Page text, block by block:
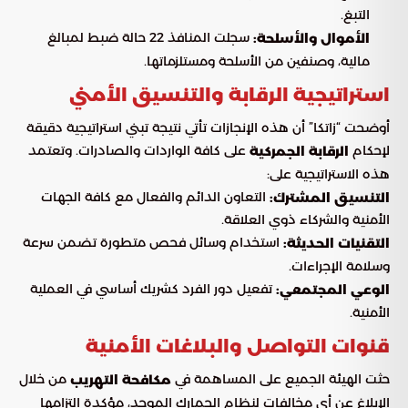
التبغ.
الأموال والأسلحة:
سجلت المنافذ 22 حالة ضبط لمبالغ
مالية، وصنفين من الأسلحة ومستلزماتها.
استراتيجية الرقابة والتنسيق الأمني
أوضحت “زاتكا” أن هذه الإنجازات تأتي نتيجة تبني استراتيجية دقيقة
لإحكام الرقابة الجمركية على كافة الواردات والصادرات. وتعتمد
هذه الاستراتيجية على:
التنسيق المشترك: التعاون الدائم والفعال مع كافة الجهات
الأمنية والشركاء ذوي العلاقة.
التقنيات الحديثة: استخدام وسائل فحص متطورة تضمن سرعة
وسلامة الإجراءات.
الوعي المجتمعي:تفعيل دور الفرد كشريك أساسي في العملية
الأمنية.
قنوات التواصل والبلاغات الأمنية
حثت الهيئة الجميع على المساهمة في مكافحة التهريب من خلال
الإبلاغ عن أي مخالفات لنظام الجمارك الموحد، مؤكدة التزامها